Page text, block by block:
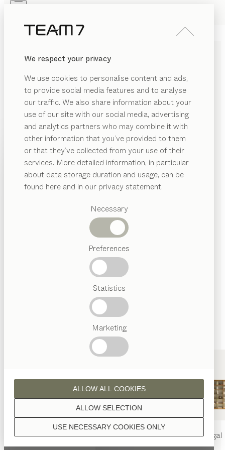
We respect your privacy
We use cookies to personalise content and ads,
to provide social media features and to analyse
our traffic. We also share information about your
use of our site with our social media, advertising
and analytics partners who may combine it with
other information that you’ve provided to them
or that they’ve collected from your use of their
services. More detailed information, in particular
about data storage duration and usage, can be
found here and in our privacy statement.
Necessary
Preferences
Statistics
Marketing
USE NECESSARY COOKIES ONLY
ALLOW SELECTION
ALLOW ALL COOKIES
PRODUKTE
INSPIRATION
HÄNDLER
Vorgeschlagene
Kategorien
Österreichisches
Handwerk
nyaTisch nyaStuhl filignoRegal
PRODUKTE
INSPIRATION
ÜBER UNS
rilettoNACHTTISCH
von Kai Stania
Mit Leder bezogene Seiten stehen beim riletto
Nachttisch in reizvollem Kontrast zum elden Holz und
bilden das prägende Designelement der gesamten
Möbellinie. Grifflose Fronten betonen die puristisch
klare Anmutung.
HÄNDLER FINDEN
Wenn nicht anders angeführt, werden alle
Holzoberflächen mit reinem Naturöl veredelt.
Nussbaum Wild
Eiche